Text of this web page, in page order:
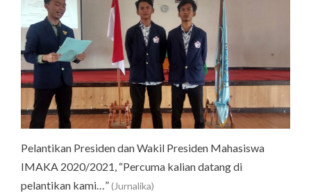
Pelantikan Presiden dan Wakil Presiden Mahasiswa
IMAKA 2020/2021, “Percuma kalian datang di
pelantikan kami…”(Jurnalika)